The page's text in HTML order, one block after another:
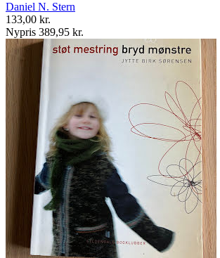
Daniel N. Stern
133,00 kr.
Nypris 389,95 kr.